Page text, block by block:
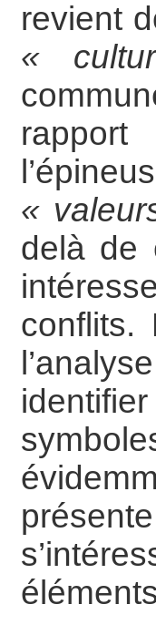
revient
«
rapport
«
delà de
conflits.